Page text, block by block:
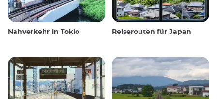
Nahverkehr in Tokio Reiserouten für Japan